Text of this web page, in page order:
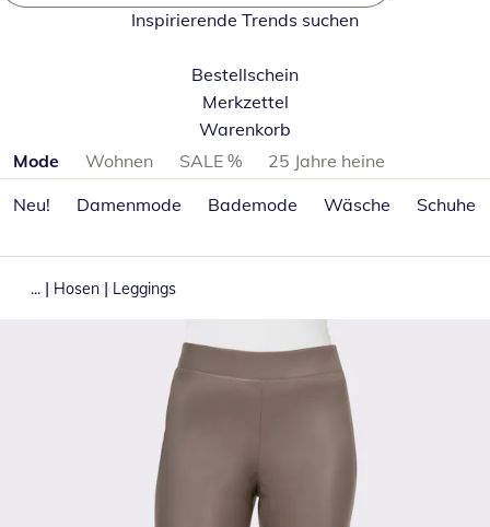
Inspirierende Trends suchen
Bestellschein
Merkzettel
Warenkorb
Produktkategorien überspringen
Mode Wohnen SALE %
25 Jahre heine
Neu!
Damenmode Bademode Wäsche Schuhe
... | Hosen | Leggings